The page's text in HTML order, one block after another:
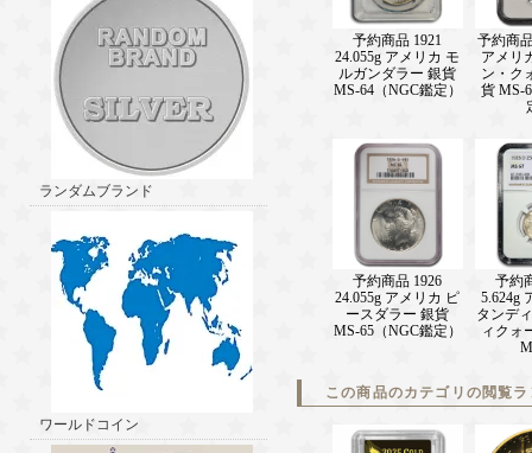
ランダムブランド
ワールドコイン
予約商品 1921
24.055g アメリカ モ
ルガンダラー 銀貨
MS-64（NGC鑑定）
予約商
アメリ
ン・ク
貨 MS-
予約商品 1926
24.055g アメリカ ピ
ースダラー 銀貨
MS-65（NGC鑑定）
予約
5.624g
タンデ
ィクォ
この商品のカテゴリの閲覧